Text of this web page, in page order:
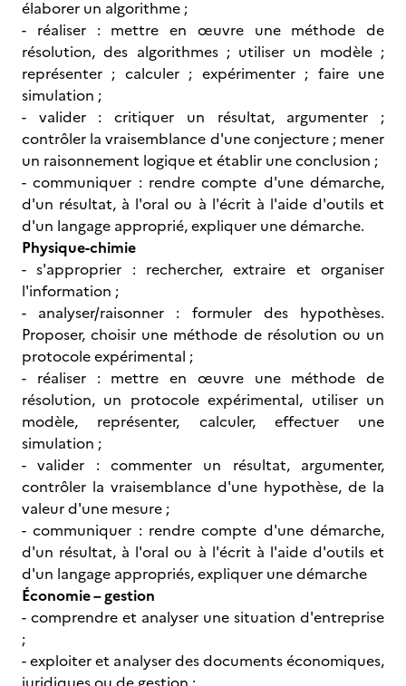
élaborer un algorithme ;
- réaliser : mettre en œuvre une méthode de
résolution, des algorithmes ; utiliser un modèle ;
représenter ; calculer ; expérimenter ; faire une
simulation ;
- valider : critiquer un résultat, argumenter ;
contrôler la vraisemblance d'une conjecture ; mener
un raisonnement logique et établir une conclusion ;
- communiquer : rendre compte d'une démarche,
d'un résultat, à l'oral ou à l'écrit à l'aide d'outils et
d'un langage approprié, expliquer une démarche.
Physique-chimie
- s'approprier : rechercher, extraire et organiser
l'information ;
- analyser/raisonner : formuler des hypothèses.
Proposer, choisir une méthode de résolution ou un
protocole expérimental ;
- réaliser : mettre en œuvre une méthode de
résolution, un protocole expérimental, utiliser un
modèle, représenter, calculer, effectuer une
simulation ;
- valider : commenter un résultat, argumenter,
contrôler la vraisemblance d'une hypothèse, de la
valeur d'une mesure ;
- communiquer : rendre compte d'une démarche,
d'un résultat, à l'oral ou à l'écrit à l'aide d'outils et
d'un langage appropriés, expliquer une démarche
Économie – gestion
- comprendre et analyser une situation d'entreprise
;
- exploiter et analyser des documents économiques,